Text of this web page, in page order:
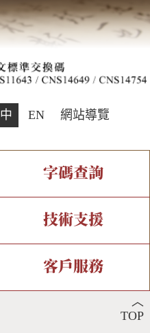
中 EN 網站導覽
全字庫現況
專有名詞介紹
字碼查詢
部件查詢
注音查詢
技術支援
造字解決方案
轉碼Web Service
客戶服務
︿
TOP